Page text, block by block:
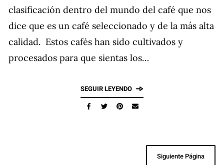
clasificación dentro del mundo del café que nos
dice que es un café seleccionado y de la más alta
calidad. Estos cafés han sido cultivados y
procesados para que sientas los…
SEGUIR LEYENDO
Siguiente Página